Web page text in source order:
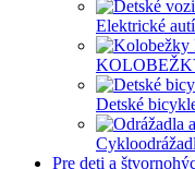
Elektrické
Detské
Pre deti a